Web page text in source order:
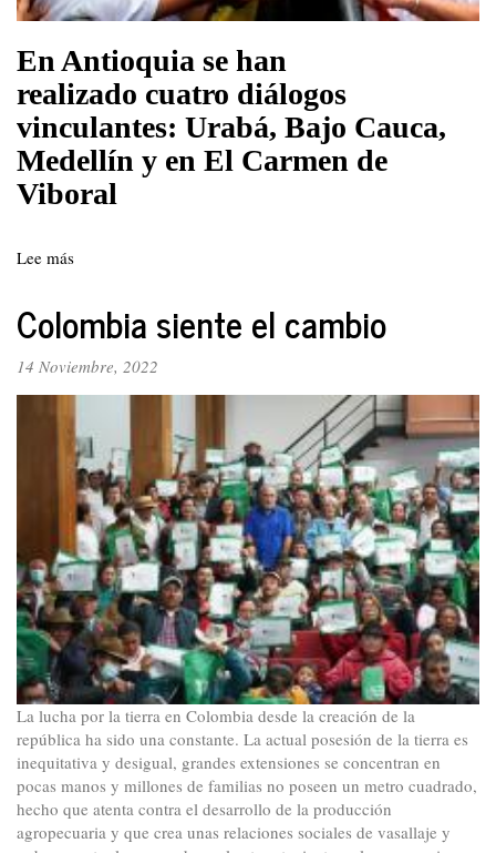
En Antioquia se han
realizado cuatro diálogos
vinculantes: Urabá, Bajo Cauca,
Medellín y en El Carmen de
Viboral
Lee más
para
el
Plan
de
Desarrollo
Colombia siente el cambio
14 Noviembre, 2022
La lucha por la tierra en Colombia desde la creación de la
república ha sido una constante. La actual posesión de la tierra es
inequitativa y desigual, grandes extensiones se concentran en
pocas manos y millones de familias no poseen un metro cuadrado,
hecho que atenta contra el desarrollo de la producción
agropecuaria y que crea unas relaciones sociales de vasallaje y